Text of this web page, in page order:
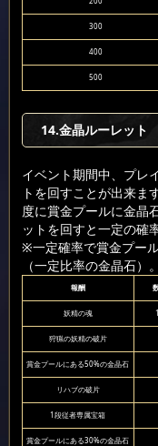
300
400
500
14.金晶ルーレット
イベント期間中、プレ
トを回すことが出来ま
度に賞金プールに金晶
ットを回すと一定の確
※一定確率で賞金プー
（一定比率の金晶石）。
報酬
妖精の魂
狩猟の妖精の破片
賞金プールにある50%の金晶石
リハブの破片
1段従者専属宝箱
賞金プールにある30%の金晶石